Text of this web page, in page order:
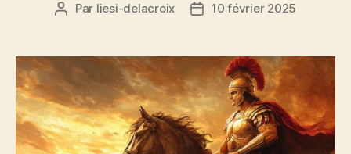
Auteur
Par liesi-delacroix
Date10 février 2025